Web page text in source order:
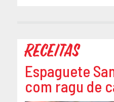
Receitas
Espaguete
com ragu de